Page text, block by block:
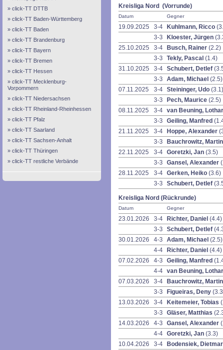
click-TT DTTB
click-TT Baden-Württemberg
click-TT Baden
click-TT Brandenburg
click-TT Bayern
click-TT Bremen
click-TT Hessen
click-TT Mecklenburg-
Vorpommern
click-TT Niedersachsen
click-TT Rheinland-Rheinhessen
click-TT Pfalz
click-TT Saarland
click-TT Sachsen-Anhalt
click-TT Thüringen
click-TT restliche Verbände
Kreisliga Nord (Vorrunde)
Datum Gegner
19.09.2025 3-4 Kuhlmann, Ricco
3-3
Kloester, Jürgen
25.10.2025
3-4 Busch, Rainer (2.2)
3-3
Tekly, Pascal (1.4)
31.10.2025
3-4 Schubert, Detlef
3-3
Adam, Michael (2.5)
07.11.2025
3-4 Steininger, Udo (3.1)
3-3
Pech, Maurice (2.5)
08.11.2025
3-4 van Beuning,
3-3
Geiling, Manfred
21.11.2025
3-4 Hoppe, Alexander
3-3
Bauchrowitz,
22.11.2025
3-4 Goretzki, Jan (3.5)
3-3
Gansel, Alexander
28.11.2025
3-4 Gerken, Heiko (3.6)
3-3
Schubert, Detlef
Kreisliga Nord (Rückrunde)
Datum Gegner
23.01.2026 3-4 Richter, Daniel (4.4)
3-3
Schubert, Detlef
30.01.2026
4-3 Adam, Michael (2.5)
4-4
Richter, Daniel (4.4)
07.02.2026
4-3 Geiling, Manfred
4-4 van Beuning,
07.03.2026
3-4
Bauchrowitz,
3-3
Figueiras, Deny
13.03.2026
3-4 Keitemeier, Tobias
3-3
Gläser, Matthias
14.03.2026
4-3 Gansel, Alexander
4-4 Goretzki, Jan (3.3)
10.04.2026
3-4
Bodensiek,